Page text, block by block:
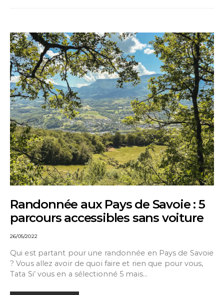
Randonnée aux Pays de Savoie : 5
parcours accessibles sans voiture
26/05/2022
Qui est partant pour une randonnée en Pays de Savoie
? Vous allez avoir de quoi faire et rien que pour vous,
Tata Si’ vous en a sélectionné 5 mais…